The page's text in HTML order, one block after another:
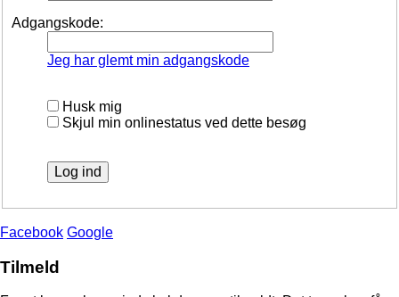
Adgangskode:
Jeg har glemt min adgangskode
Husk mig
Skjul min onlinestatus ved dette besøg
Facebook Google
Tilmeld